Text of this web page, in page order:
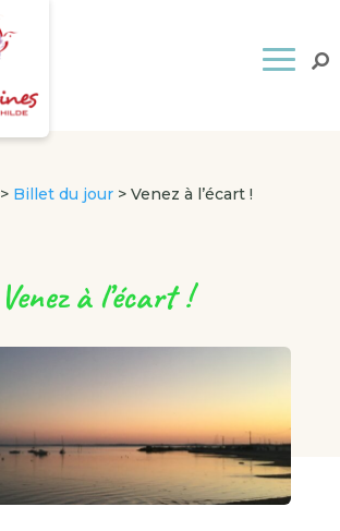
> Billet du jour> Venez à l’écart !
Venez à l’écart !